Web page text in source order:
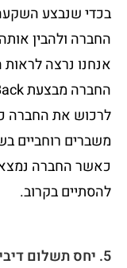
בכדי שנבצע
החברה ולהבין
אנחנו נרצה
לרכוש את החברה
משברים רוחביים
כאשר החברה
להסתיים בקרוב.
5. יחס תשלום דיבידנד: